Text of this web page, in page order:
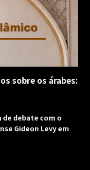
sobre os árabes:
de debate com o
Gideon Levy em